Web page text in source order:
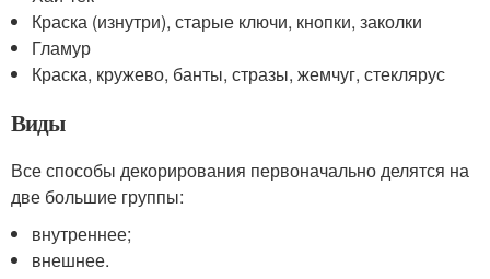
Краска (изнутри), старые ключи, кнопки, заколки
Гламур
Краска, кружево, банты, стразы, жемчуг, стеклярус
Виды
Все способы декорирования первоначально делятся на
две большие группы:
внутреннее;
внешнее.